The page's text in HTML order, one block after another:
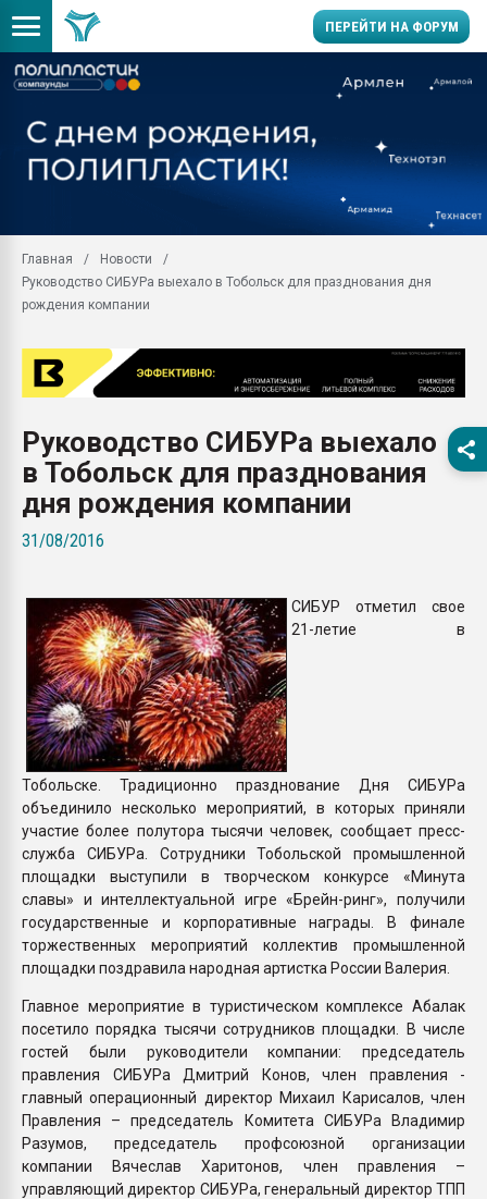
ПЕРЕЙТИ НА ФОРУМ
Вакуум-формовочные
28.07.2026
Всё, что касается
бутылок
вакуумного
Продам отходы
поликарбоната и АБС-
Armaloy PC/ABS-1IM
Главная
Новости
Руководство СИБУРа выехало в Тобольск для празднования дня
рождения компании
Руководство СИБУРа выехало
в Тобольск для празднования
дня рождения компании
31/08/2016
СИБУР отметил свое
21-летие в
Тобольске. Традиционно празднование Дня СИБУРа
объединило несколько мероприятий, в которых приняли
участие более полутора тысячи человек, сообщает пресс-
служба СИБУРа. Сотрудники Тобольской промышленной
площадки выступили в творческом конкурсе «Минута
славы» и интеллектуальной игре «Брейн-ринг», получили
государственные и корпоративные награды. В финале
торжественных мероприятий коллектив промышленной
площадки поздравила народная артистка России Валерия.
Главное мероприятие в туристическом комплексе Абалак
посетило порядка тысячи сотрудников площадки. В числе
гостей были руководители компании: председатель
правления СИБУРа Дмитрий Конов, член правления -
главный операционный директор Михаил Карисалов, член
Правления – председатель Комитета СИБУРа Владимир
Разумов, председатель профсоюзной организации
компании Вячеслав Харитонов, член правления –
управляющий директор СИБУРа, генеральный директор ТПП